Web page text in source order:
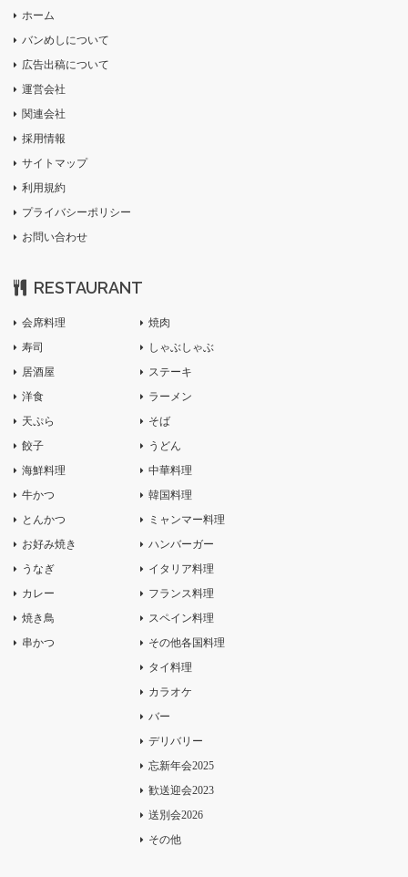
ホーム
バンめしについて
広告出稿について
運営会社
関連会社
採用情報
サイトマップ
利用規約
プライバシーポリシー
お問い合わせ
RESTAURANT
会席料理
寿司
居酒屋
洋食
天ぷら
餃子
海鮮料理
牛かつ
とんかつ
お好み焼き
うなぎ
カレー
焼き鳥
串かつ
焼肉
しゃぶしゃぶ
ステーキ
ラーメン
そば
うどん
中華料理
韓国料理
ミャンマー料理
ハンバーガー
イタリア料理
フランス料理
スペイン料理
その他各国料理
タイ料理
カラオケ
バー
デリバリー
忘新年会2025
歓送迎会2023
送別会2026
その他